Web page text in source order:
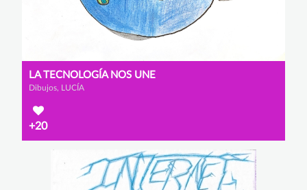
LA TECNOLOGÍA NOS UNE
Dibujos, LUCÍA
+20